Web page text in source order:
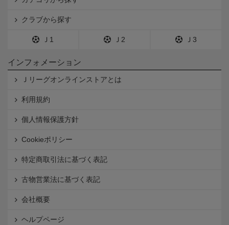
クラブから探す
Ｊ1 Ｊ2 Ｊ3
インフォメーション
Ｊリーグオンラインストアとは
利用規約
個人情報保護方針
Cookieポリシー
特定商取引法に基づく表記
古物営業法に基づく表記
会社概要
ヘルプページ